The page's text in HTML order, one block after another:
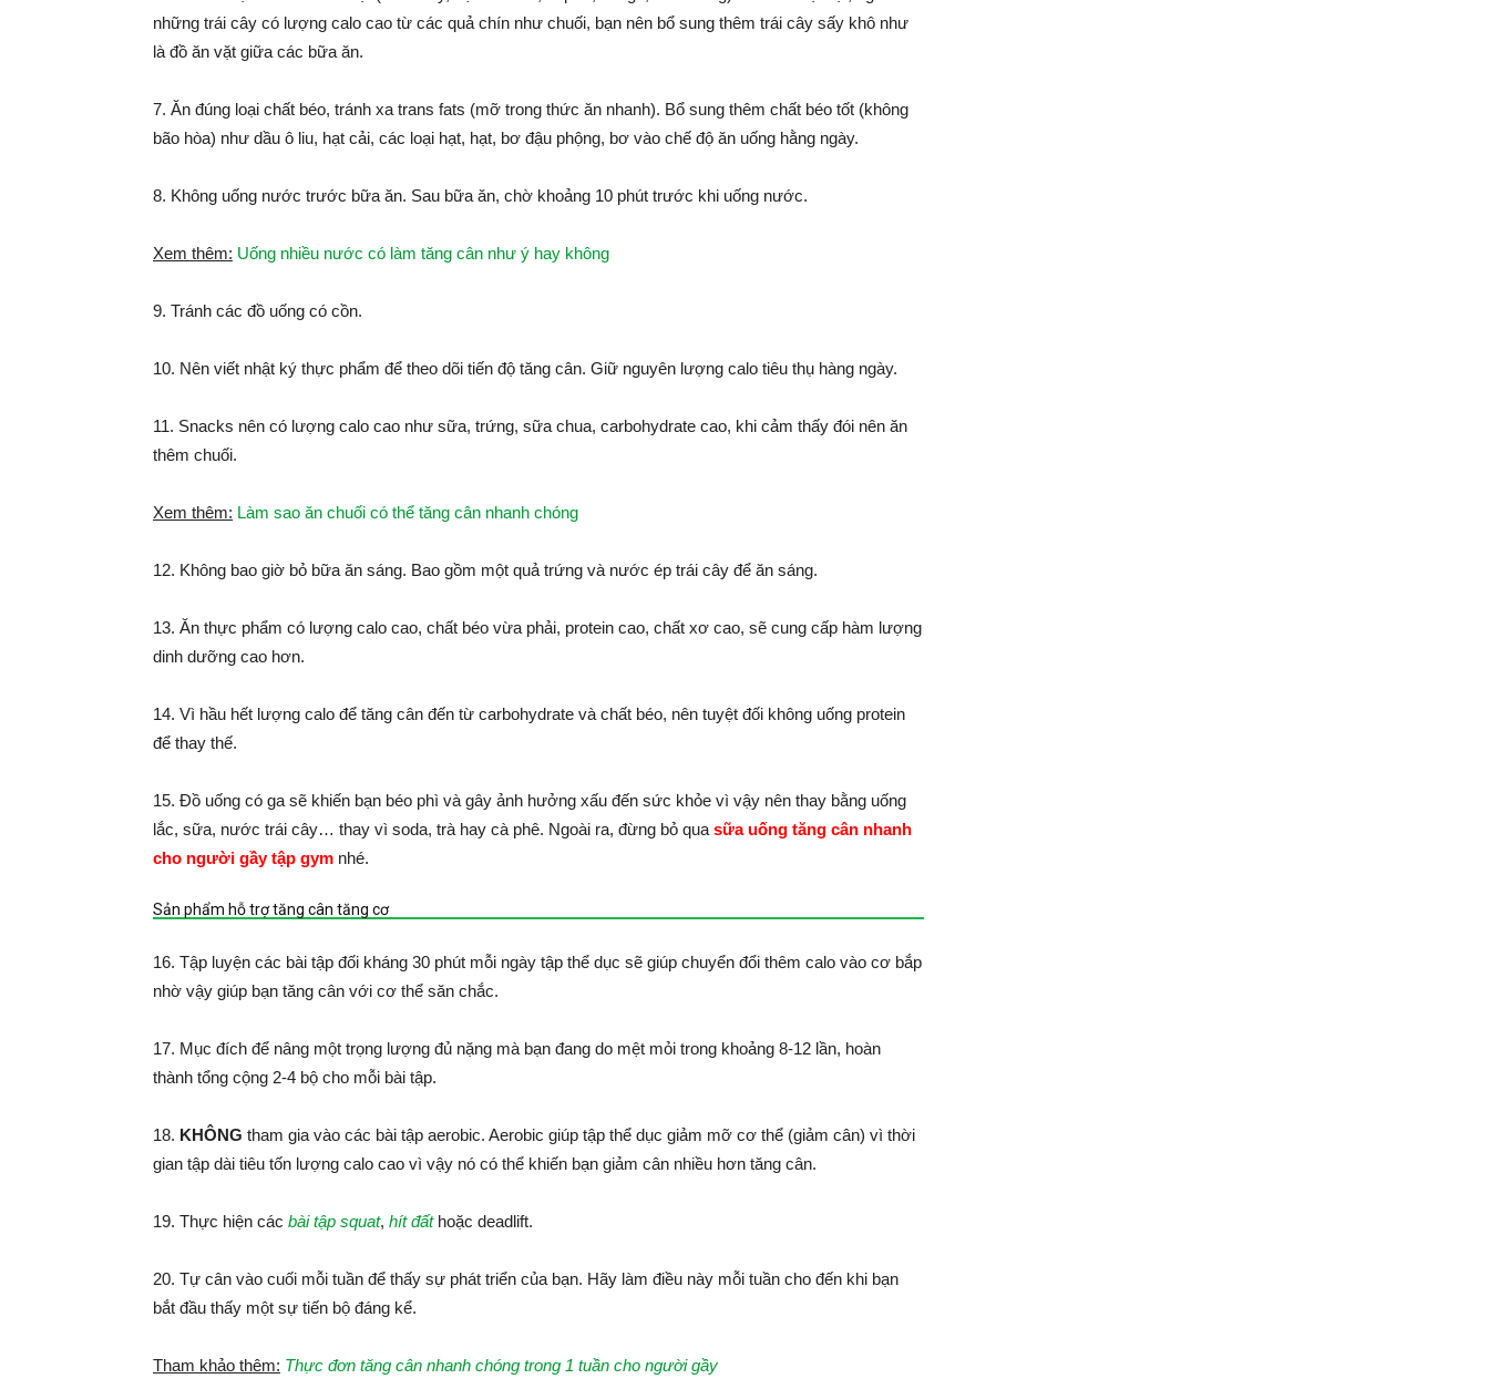
những trái cây có lượng calo cao từ các quả chín như chuối, bạn nên bổ sung thêm trái cây sấy khô như
là đồ ăn vặt giữa các bữa ăn.
7. Ăn đúng loại chất béo, tránh xa trans fats (mỡ trong thức ăn nhanh). Bổ sung thêm chất béo tốt (không
bão hòa) như dầu ô liu, hạt cải, các loại hạt, hạt, bơ đậu phộng, bơ vào chế độ ăn uống hằng ngày.
8. Không uống nước trước bữa ăn. Sau bữa ăn, chờ khoảng 10 phút trước khi uống nước.
Xem thêm: Uống nhiều nước có làm tăng cân như ý hay không
9. Tránh các đồ uống có cồn.
10. Nên viết nhật ký thực phẩm để theo dõi tiến độ tăng cân. Giữ nguyên lượng calo tiêu thụ hàng ngày.
11. Snacks nên có lượng calo cao như sữa, trứng, sữa chua, carbohydrate cao, khi cảm thấy đói nên ăn
thêm chuối.
Xem thêm: Làm sao ăn chuối có thể tăng cân nhanh chóng
12. Không bao giờ bỏ bữa ăn sáng. Bao gồm một quả trứng và nước ép trái cây để ăn sáng.
13. Ăn thực phẩm có lượng calo cao, chất béo vừa phải, protein cao, chất xơ cao, sẽ cung cấp hàm lượng
dinh dưỡng cao hơn.
14. Vì hầu hết lượng calo để tăng cân đến từ carbohydrate và chất béo, nên tuyệt đối không uống protein
để thay thế.
15. Đồ uống có ga sẽ khiến bạn béo phì và gây ảnh hưởng xấu đến sức khỏe vì vậy nên thay bằng uống
lắc, sữa, nước trái cây… thay vì soda, trà hay cà phê. Ngoài ra, đừng bỏ qua sữa uống tăng cân nhanh
cho người gầy tập gym nhé.
Sản phẩm hỗ trợ tăng cân tăng cơ
16. Tập luyện các bài tập đối kháng 30 phút mỗi ngày tập thể dục sẽ giúp chuyển đổi thêm calo vào cơ bắp
nhờ vậy giúp bạn tăng cân với cơ thể săn chắc.
17. Mục đích để nâng một trọng lượng đủ nặng mà bạn đang do mệt mỏi trong khoảng 8-12 lần, hoàn
thành tổng cộng 2-4 bộ cho mỗi bài tập.
18. KHÔNG tham gia vào các bài tập aerobic. Aerobic giúp tập thể dục giảm mỡ cơ thể (giảm cân) vì thời
gian tập dài tiêu tốn lượng calo cao vì vậy nó có thể khiến bạn giảm cân nhiều hơn tăng cân.
19. Thực hiện các bài tập squat, hít đấthoặc deadlift.
20. Tự cân vào cuối mỗi tuần để thấy sự phát triển của bạn. Hãy làm điều này mỗi tuần cho đến khi bạn
bắt đầu thấy một sự tiến bộ đáng kể.
Tham khảo thêm: Thực đơn tăng cân nhanh chóng trong 1 tuần cho người gầy